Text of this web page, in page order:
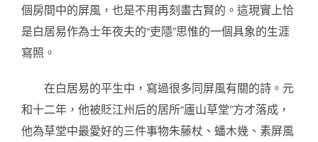
個房間中的屏風，也是不用再刻畫古賢的。這現實上恰
是白居易作為士年夜夫的“吏隱”思惟的一個具象的生涯
寫照。
在白居易的平生中，寫過很多同屏風有關的詩。元
和十二年，他被貶江州后的居所“廬山草堂”方才落成，
他為草堂中最愛好的三件事物朱藤杖、蟠木幾、素屏風